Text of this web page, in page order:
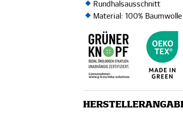
Rundhalsausschnitt
Material: 100% Baumwolle